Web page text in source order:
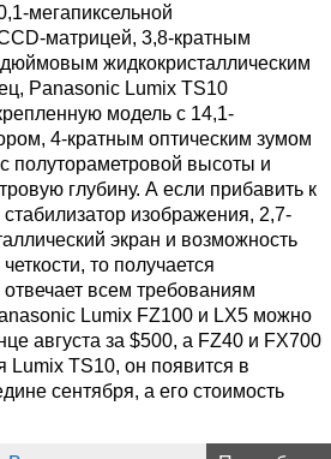
мегапиксельной
матрицей, 3,8-кратным
жидкокристаллическим
Panasonic Lumix TS10
модель с 14,1-
4-кратным оптическим зумом
полутораметровой высоты и
глубину. А если прибавить к
изображения, 2,7-
экран и возможность
то получается
всем требованиям
Lumix FZ100 и LX5 можно
августа за $500, а FZ40 и FX700
Lumix TS10, он появится в
сентября, а его стоимость